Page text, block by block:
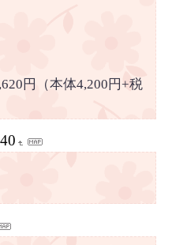
円（本体4,200円+税